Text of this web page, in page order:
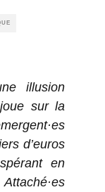
illusion
sur la
d’euros
en